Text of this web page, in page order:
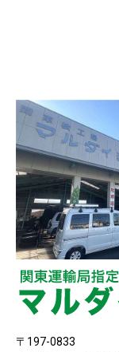
〒197-0833